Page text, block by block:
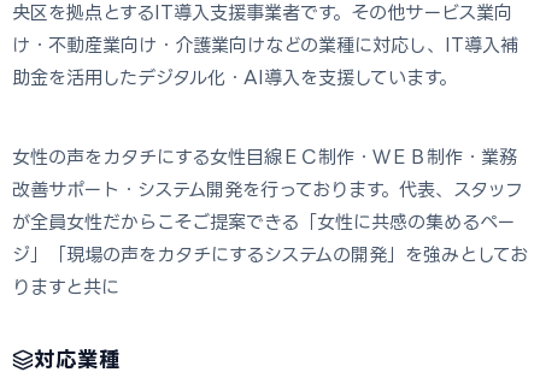
央区を拠点とするIT導入支援事業者です。その他サービス業向
け・不動産業向け・介護業向けなどの業種に対応し、IT導入補
助金を活用したデジタル化・AI導入を支援しています。
女性の声をカタチにする女性目線ＥＣ制作・ＷＥＢ制作・業務
改善サポート・システム開発を行っております。代表、スタッフ
が全員女性だからこそご提案できる「女性に共感の集めるペー
ジ」「現場の声をカタチにするシステムの開発」を強みとしてお
りますと共に
対応業種